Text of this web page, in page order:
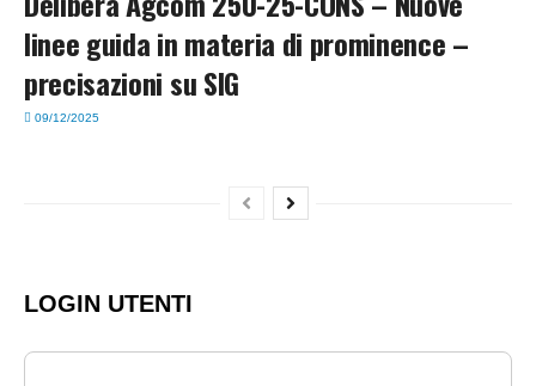
linee guida in materia di prominence –
precisazioni su SIG
09/12/2025
LOGIN UTENTI